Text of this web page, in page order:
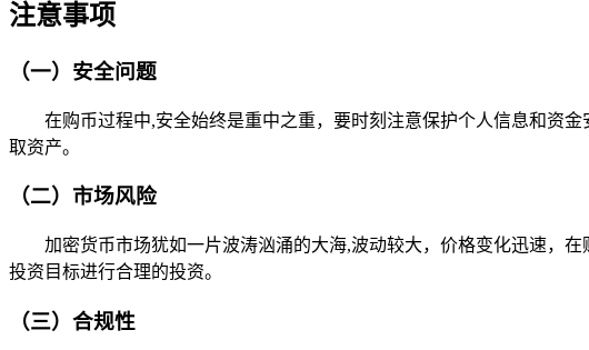
注意事项
（一）安全问题
在购币过程中,安全始终是重中之重，要时刻注意保护个人信息和资
取资产。
（二）市场风险
加密货币市场犹如一片波涛汹涌的大海,波动较大，价格变化迅速，
投资目标进行合理的投资。
（三）合规性